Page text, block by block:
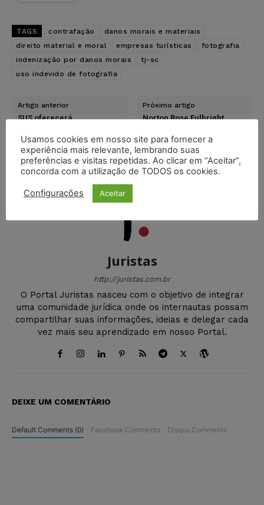
TAGS contrafação
danos morais e materiais
direito material e moral
empresas turísticas
fotografia
indenização por danos morais
tj-sc
uso indevido de fotografia
Artigo anterior
SUS oferecerá
tratamento da esclerose
múltipla
Próximo artigo
Norton Rose Fulbright
sobre Tendências em
Contencioso de 2018
Juristas
http://juristas.com.br
O Portal Juristas nasceu com o objetivo de integrar
uma comunidade jurídica onde os internautas possam
compartilhar suas informações, ideias e delegar cada
vez mais seu aprendizado em nosso Portal.
DEIXE UM COMENTÁRIO
Default Comments (0) Facebook Comments Disqus Comments
Usamos cookies em nosso site para fornecer a
experiência mais relevante, lembrando suas
preferências e visitas repetidas. Ao clicar em “Aceitar”,
concorda com a utilização de TODOS os cookies.
Configurações Aceitar